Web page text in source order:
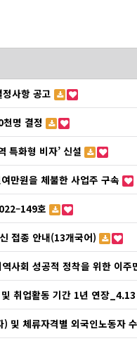
사항 공고
명 결정
특화형 비자’ 신설
만원을 체불한 사업주 구속
호
접종 안내(13개국어)
사회 성공적 정착을 위한 이주
취업활동 기간 1년 연장
및 체류자격별 외국인노동자 수